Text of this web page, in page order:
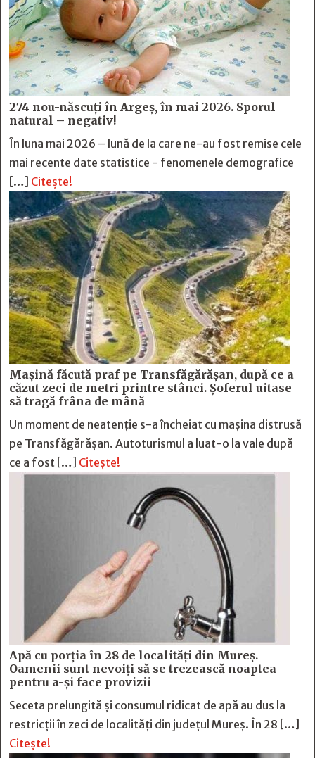
274 nou-născuți în Argeș, în mai 2026. Sporul
natural – negativ!
În luna mai 2026 – lună de la care ne-au fost remise cele
mai recente date statistice - fenomenele demografice
[…] Citește!
Mașină făcută praf pe Transfăgărășan, după ce a
căzut zeci de metri printre stânci. Șoferul uitase
să tragă frâna de mână
Un moment de neatenție s-a încheiat cu mașina distrusă
pe Transfăgărășan. Autoturismul a luat-o la vale după
ce a fost […] Citește!
Apă cu porția în 28 de localități din Mureș.
Oamenii sunt nevoiți să se trezească noaptea
pentru a-și face provizii
Seceta prelungită și consumul ridicat de apă au dus la
restricții în zeci de localități din județul Mureș. În 28 […]
Citește!